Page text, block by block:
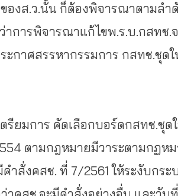
องส.ว.นั้น ก็ต้องพิจารณาตามลำ
การพิจารณาแก้ไขพ.ร.บ.กสทช.จ
กาศสรรหากรรมการ กสทช.ชุดใ
ยมการ คัดเลือกบอร์ดกสทช.ชุด
ตามกฎหมายมีวาระตามกฏห
ำสั่งคสช. ที่ 7/2561 ให้ระงับกร